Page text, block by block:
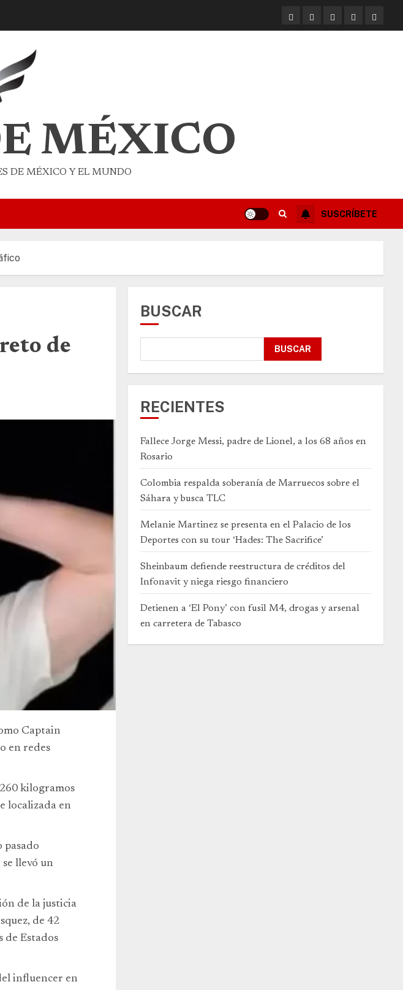
MÉXICO
DE MÉXICO Y EL MUNDO
SUSCRÍBETE
de
Captain
en redes
kilogramos
localizada en
llevó un
de la justicia
de 42
de Estados
influencer en
BUSCAR
BUSCAR
RECIENTES
Fallece Jorge Messi, padre de Lionel, a los 68 años en
Rosario
Colombia respalda soberanía de Marruecos sobre el
Sáhara y busca TLC
Melanie Martinez se presenta en el Palacio de los
Deportes con su tour ‘Hades: The Sacrifice’
Sheinbaum defiende reestructura de créditos del
Infonavit y niega riesgo financiero
Detienen a ‘El Pony’ con fusil M4, drogas y arsenal
en carretera de Tabasco